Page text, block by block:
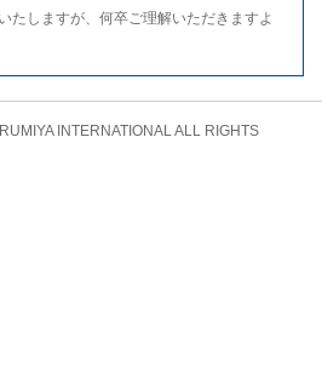
たしますが、何卒ご理解いただきますよ